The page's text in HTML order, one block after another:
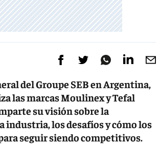
del Groupe SEB en Argentina,
las marcas Moulinex y Tefal
su visión sobre la
industria, los desafíos y cómo los
seguir siendo competitivos.